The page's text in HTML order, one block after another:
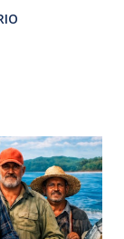
Mauro
do
condutor da
e
no
por